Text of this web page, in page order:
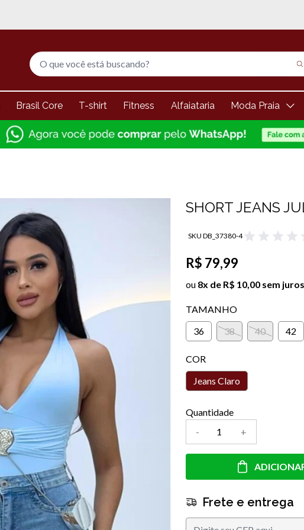
Brasil Core T-shirt Fitness Alfaiataria Moda Praia
SHORT JEANS
SKU DB_37380-4
R$ 79,99
ou 8x de R$ 10,00 sem juros
TAMANHO
36
38 40 42
COR
Jeans Claro
Quantidade
-
+
Frete e entrega